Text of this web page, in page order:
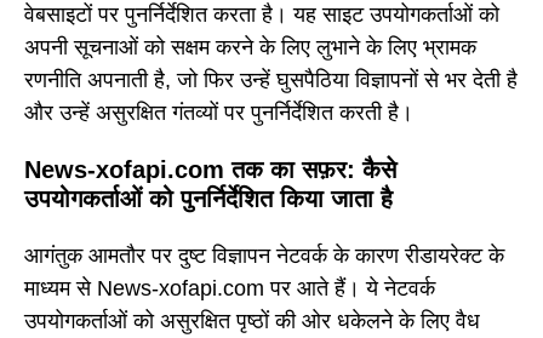
वेबसाइटों पर पुनर्निर्देशित करता है। यह साइट उपयोगकर्ताओं को
अपनी सूचनाओं को सक्षम करने के लिए लुभाने के लिए भ्रामक
रणनीति अपनाती है, जो फिर उन्हें घुसपैठिया विज्ञापनों से भर देती है
और उन्हें असुरक्षित गंतव्यों पर पुनर्निर्देशित करती है।
News-xofapi.com तक का सफ़र: कैसे
उपयोगकर्ताओं को पुनर्निर्देशित किया जाता है
आगंतुक आमतौर पर दुष्ट विज्ञापन नेटवर्क के कारण रीडायरेक्ट के
माध्यम से News-xofapi.com पर आते हैं। ये नेटवर्क
उपयोगकर्ताओं को असुरक्षित पृष्ठों की ओर धकेलने के लिए वैध